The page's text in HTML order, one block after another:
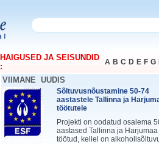
HAIGUSED JA SEISUNDID
:
A B C D E F G
VIIMANE UUDIS
Sõltuvusnõustamine 50-74
aastastele Tallinna ja
töötutele
Projekti on oodatud osalema
aastased Tallinna ja Harjumaa
töötud, kellel on